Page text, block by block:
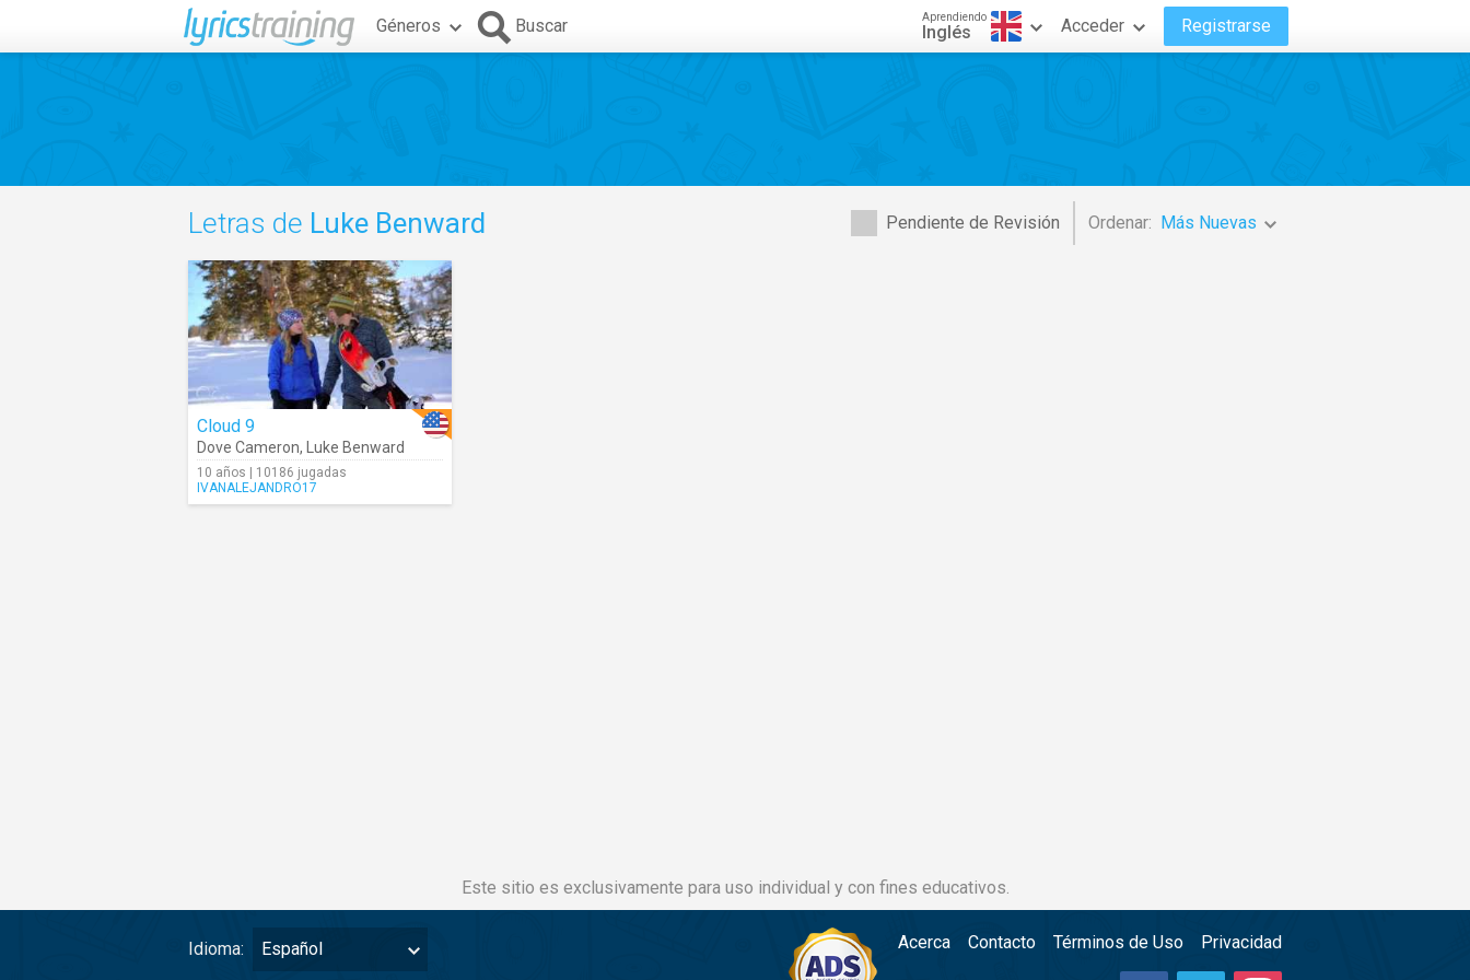
Géneros Buscar Aprendiendo
Inglés Acceder Registrarse
Pendiente de Revisión Ordenar: Más Nuevas
Letras de Luke Benward
Cloud 9
Dove Cameron, Luke Benward
10 años | 10186 jugadas
IVANALEJANDRO17
Este sitio es exclusivamente para uso individual y con fines educativos.
Idioma: Español Acerca Contacto Términos de Uso Privacidad